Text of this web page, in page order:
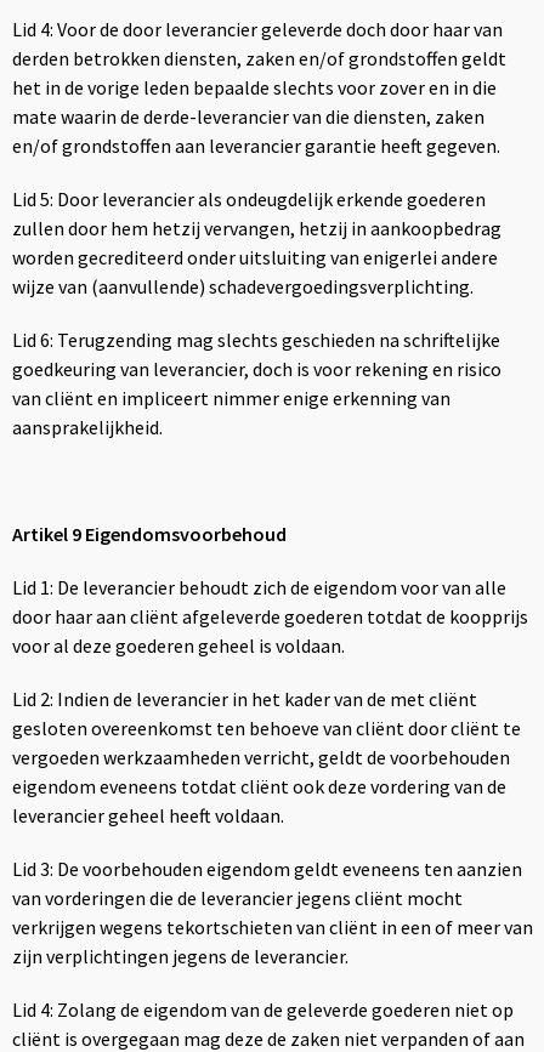
Lid 4: Voor de door leverancier geleverde doch door haar van
derden betrokken diensten, zaken en/of grondstoffen geldt
het in de vorige leden bepaalde slechts voor zover en in die
mate waarin de derde-leverancier van die diensten, zaken
en/of grondstoffen aan leverancier garantie heeft gegeven.
Lid 5: Door leverancier als ondeugdelijk erkende goederen
zullen door hem hetzij vervangen, hetzij in aankoopbedrag
worden gecrediteerd onder uitsluiting van enigerlei andere
wijze van (aanvullende) schadevergoedingsverplichting.
Lid 6: Terugzending mag slechts geschieden na schriftelijke
goedkeuring van leverancier, doch is voor rekening en risico
van cliënt en impliceert nimmer enige erkenning van
aansprakelijkheid.
Artikel 9 Eigendomsvoorbehoud
Lid 1: De leverancier behoudt zich de eigendom voor van alle
door haar aan cliënt afgeleverde goederen totdat de koopprijs
voor al deze goederen geheel is voldaan.
Lid 2: Indien de leverancier in het kader van de met cliënt
gesloten overeenkomst ten behoeve van cliënt door cliënt te
vergoeden werkzaamheden verricht, geldt de voorbehouden
eigendom eveneens totdat cliënt ook deze vordering van de
leverancier geheel heeft voldaan.
Lid 3: De voorbehouden eigendom geldt eveneens ten aanzien
van vorderingen die de leverancier jegens cliënt mocht
verkrijgen wegens tekortschieten van cliënt in een of meer van
zijn verplichtingen jegens de leverancier.
Lid 4: Zolang de eigendom van de geleverde goederen niet op
cliënt is overgegaan mag deze de zaken niet verpanden of aan